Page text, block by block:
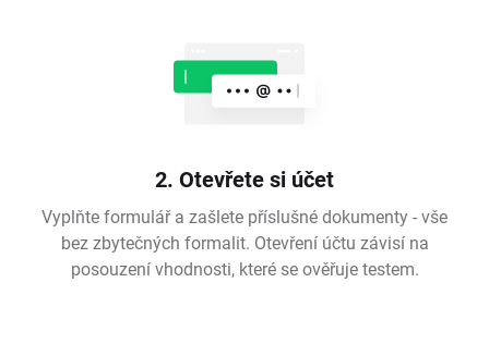
2. Otevřete si účet
Vyplňte formulář a zašlete příslušné dokumenty - vše
bez zbytečných formalit. Otevření účtu závisí na
posouzení vhodnosti, které se ověřuje testem.